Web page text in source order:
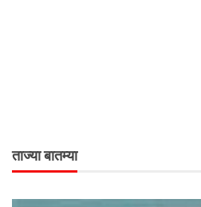
ताज्या बातम्या